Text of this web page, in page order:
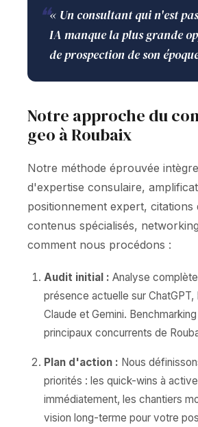
❝« Un consultant qui n'est
IA manque la plus grande
de prospection de son
Notre approche du
geo à Roubaix
Notre méthode éprouvée
d'expertise consulaire,
positionnement expert, citations
contenus spécialisés,
comment nous procédons :
Audit initial : Analyse
présence actuelle sur ChatGPT,
Claude et Gemini.
principaux concurrents de
Plan d'action : Nous
priorités : les quick-wins à
immédiatement, les chantiers
vision long-terme pour votre